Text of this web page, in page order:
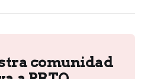
comunidad